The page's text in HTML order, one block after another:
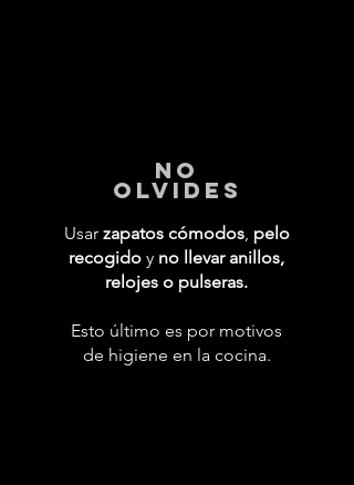
No
Olvides
Usar zapatos cómodos, pelo
recogido y no llevar anillos,
relojes o pulseras.
Esto último es por motivos
de higiene en la cocina.